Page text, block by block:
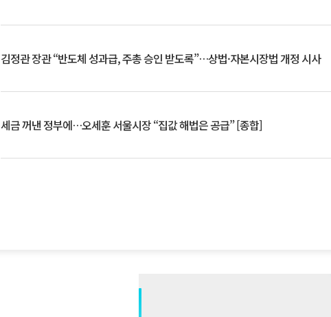
김정관 장관 “반도체 성과급, 주총 승인 받도록”…상법·자본시장법 개정 시사
세금 꺼낸 정부에…오세훈 서울시장 “집값 해법은 공급” [종합]